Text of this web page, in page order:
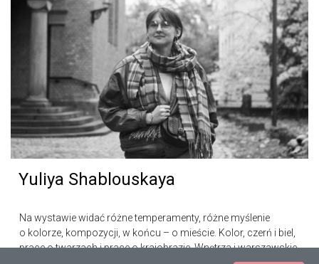
Yuliya Shablouskaya
Na wystawie widać różne temperamenty, różne myślenie
o kolorze, kompozycji, w końcu – o mieście. Kolor, czerń i biel,
prace o twarzach i prace o krajobrazie. Wnętrza i warszawskie